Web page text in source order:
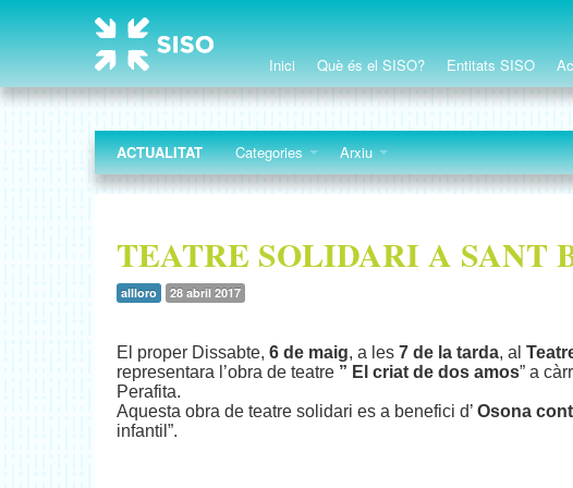
Inici Què és el SISO? Entitats SISO
ACTUALITAT Categories Arxiu
TEATRE SOLIDARI A SANT
allloro 28 abril 2017
El proper Dissabte, 6 de maig, a les 7 de la tarda, al
representara l’obra de teatre ” El criat de dos amos” a
Perafita.
Aquesta obra de teatre solidari es a benefici d’ Osona
infantil”.